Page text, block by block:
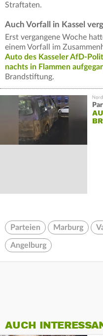
Straftaten.
Auch Vorfall in Kassel
Erst vergangene Woche
einem Vorfall im
Auto des Kasseler AfD-
nachts in Flammen
Brandstiftung.
Parteien Marburg
Angelburg
AUCH